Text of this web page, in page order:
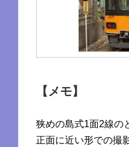
【メモ】
狭めの島式1面2線の
正面に近い形での撮